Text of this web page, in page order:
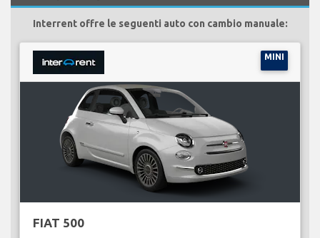
Interrent offre le seguenti auto con cambio manuale:
MINI
FIAT 500